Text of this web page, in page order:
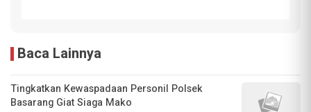
Baca Lainnya
Tingkatkan Kewaspadaan Personil Polsek
Basarang Giat Siaga Mako